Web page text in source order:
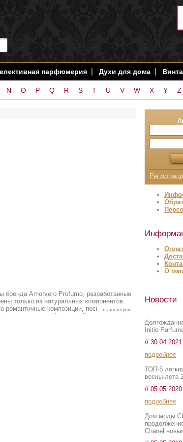
парфюмерия Духи для дома
N O P Q R S T U V W X Y Z
Amorvero Profumo, разработанные
только из натуральных компонентов.
романтичные композиции, поскольку они
классика. Идеальный аромат, как
О
Новости
Initio
// 30.04.2021
подробнее
ТОП-5
весны-лета
// 05.05.2020
подробнее
Дом моды
Chanel